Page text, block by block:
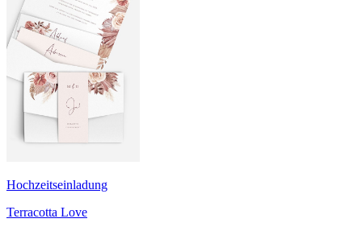
Hochzeitseinladung
Terracotta Love